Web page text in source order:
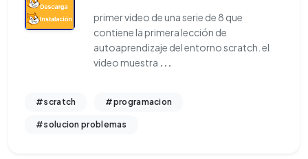
primer video de una serie de 8 que
contiene la primera lección de
autoaprendizaje del entorno scratch. el
video muestra ...
#scratch #programacion
#solucion problemas